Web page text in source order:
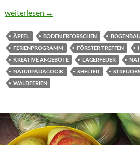
BNE Wildnis Camp im Herbst
weiterlesen →
ÄPFEL BODEN ERFORSCHEN BOGENBAU
FERIENPROGRAMM
FÖRSTER TREFFEN
KREATIVE ANGEBOTE
LAGERFEUER
NATURPÄDAGOGIK
SHELTER
WALDFERIEN